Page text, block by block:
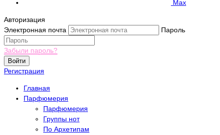
Max
Авторизация
Электронная почта
Пароль
Забыли пароль?
Войти
Регистрация
Главная
Парфюмерия
Парфюмерия
Группы нот
По Архетипам